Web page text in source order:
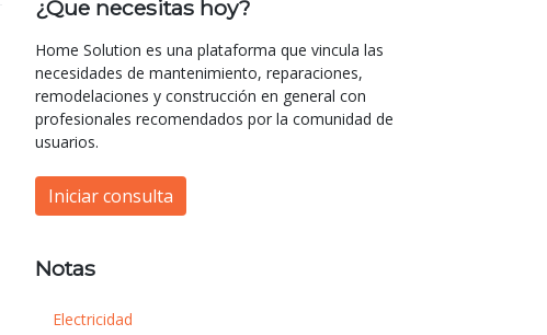
¿Que necesitas hoy?
Home Solution es una plataforma que vincula las
necesidades de mantenimiento, reparaciones,
remodelaciones y construcción en general con
profesionales recomendados por la comunidad de
usuarios.
Iniciar consulta
Notas
Electricidad